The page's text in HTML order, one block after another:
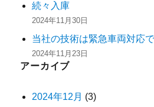
続々入庫
2024年11月30日
当社の技術は緊急車両対応
2024年11月23日
アーカイブ
2024年12月 (3)